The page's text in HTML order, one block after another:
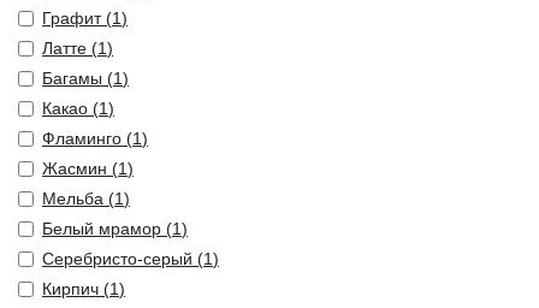
Графит (1)
Латте (1)
Багамы (1)
Какао (1)
Фламинго (1)
Жасмин (1)
Мельба (1)
Белый мрамор (1)
Серебристо-серый (1)
Кирпич (1)